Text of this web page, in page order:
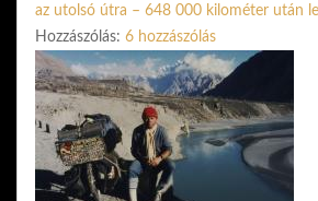
az utolsó útra – 648 000 kilométer után
Hozzászólás: 6 hozzászólás